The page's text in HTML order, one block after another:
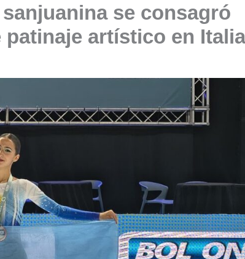
se consagró
artístico en Italia